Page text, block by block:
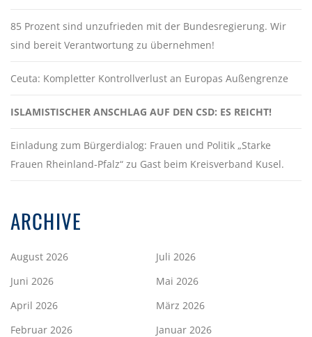
85 Prozent sind unzufrieden mit der Bundesregierung. Wir
sind bereit Verantwortung zu übernehmen!
Ceuta: Kompletter Kontrollverlust an Europas Außengrenze
ISLAMISTISCHER ANSCHLAG AUF DEN CSD: ES REICHT!
Einladung zum Bürgerdialog: Frauen und Politik „Starke
Frauen Rheinland-Pfalz“ zu Gast beim Kreisverband Kusel.
ARCHIVE
August 2026
Juli 2026
Juni 2026
Mai 2026
April 2026
März 2026
Februar 2026
Januar 2026